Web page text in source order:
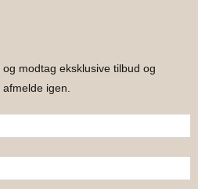
modtag eksklusive tilbud og
igen.